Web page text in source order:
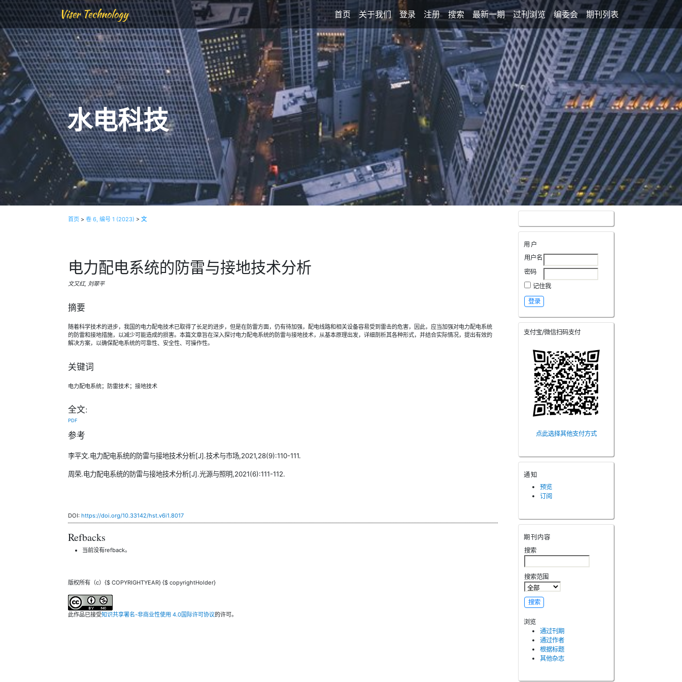
Viser Technology 首页 关于我们 登录 注册 搜索 最新一期 过刊浏览 编委会 期刊列表
水电科技
用户
用户名
密码
记住我
支付宝/微信扫码支付
点此选择其他支付方式
通知
预览
订阅
期刊内容
搜索
搜索范围
浏览
通过刊期
通过作者
根据标题
其他杂志
首页 >卷 6, 编号 1 (2023) >文
电力配电系统的防雷与接地技术分析
文又红, 刘翠平
摘要
随着科学技术的进步，我国的电力配电技术已取得了长足的进步，但是在防雷方面，仍有待加强，配电线路和相关设备容易受到雷击的危害，因此，应当加强对电力配电系统
的防雷和接地措施，以减少可能造成的损害。本篇文章旨在深入探讨电力配电系统的防雷与接地技术，从基本原理出发，详细剖析其各种形式，并结合实际情况，提出有效的
解决方案，以确保配电系统的可靠性、安全性、可操作性。
关键词
电力配电系统；防雷技术；接地技术
全文:
PDF
参考
李平文.电力配电系统的防雷与接地技术分析[J].技术与市场,2021,28(9):110-111.
周荣.电力配电系统的防雷与接地技术分析[J].光源与照明,2021(6):111-112.
DOI:https://doi.org/10.33142/hst.v6i1.8017
Refbacks
当前没有refback。
版权所有（c）{$ COPYRIGHTYEAR} {$ copyrightHolder}
此作品已接受知识共享署名-非商业性使用 4.0国际许可协议的许可。